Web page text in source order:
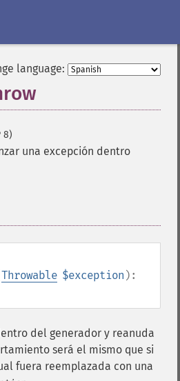
language:
8)
una excepción dentro
Throwable $exception ):
del generador y reanuda
será el mismo que si
fuera reemplazada con una